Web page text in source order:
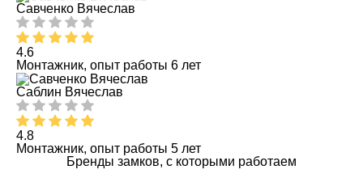
Савченко Вячеслав
4.6
Монтажник, опыт работы 6 лет
Саблин Вячеслав
4.8
Монтажник, опыт работы 5 лет
Бренды замков, с которыми работаем